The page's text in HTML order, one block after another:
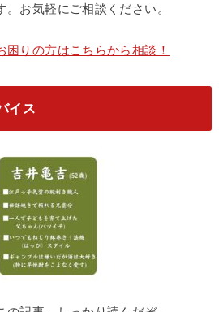
お気軽にご相談ください。
りの方はこちらから相談！
イス